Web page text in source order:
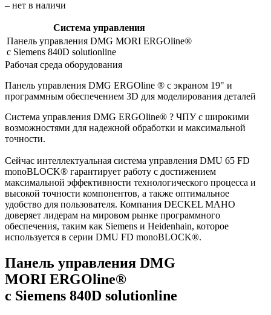
– нет в наличи
Система управления
Панель управления DMG MORI ERGOline®
с Siemens 840D solutionline
Рабочая среда оборудования
Панель управления DMG ERGOline ® с экраном 19" и
программным обеспечением 3D для моделирования деталей
Система управления DMG ERGOline® ? ЧПУ с широкими
возможностями для надежной обработки и максимальной
точности.
Сейчас интеллектуальная система управления DMU 65 FD
monoBLOCK® гарантирует работу с достижением
максимальной эффективности технологического процесса и
высокой точности компонентов, а также оптимальное
удобство для пользователя. Компания DECKEL MAHO
доверяет лидерам на мировом рынке программного
обеспечения, таким как Siemens и Heidenhain, которое
используется в серии DMU FD monoBLOCK®.
Панель управления DMG
MORI ERGOline®
с Siemens 840D solutionline